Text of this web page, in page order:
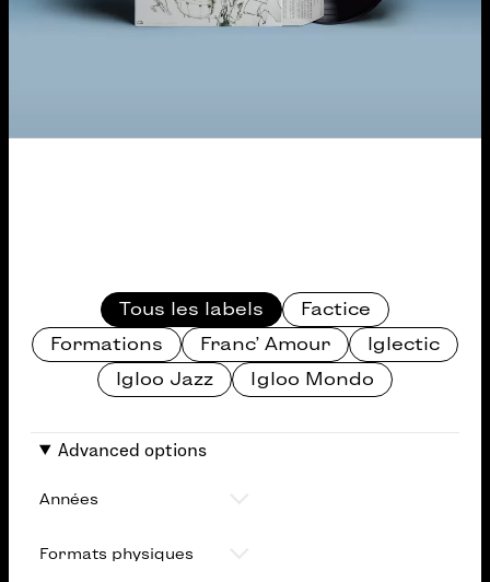
Categories
Tous les labels
Factice
Formations
Franc' Amour
Iglectic
Igloo Jazz
Igloo Mondo
Advanced options